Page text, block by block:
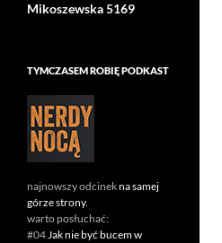
Mikoszewska 5169
TYMCZASEM ROBIĘ PODKAST
najnowszy odcinekna samej
górze strony.
warto posłuchać:
#04Jak nie być bucem w